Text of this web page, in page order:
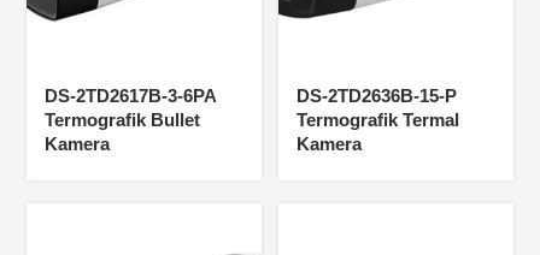
DS-2TD2617B-3-6PA
Termografik Bullet
Kamera
DS-2TD2636B-15-P
Termografik Termal
Kamera